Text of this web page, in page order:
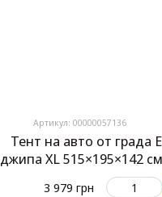
Артикул: 00000057136
Тент на авто от града
джипа XL 515×195×142
(EL 100283)
3 979 грн